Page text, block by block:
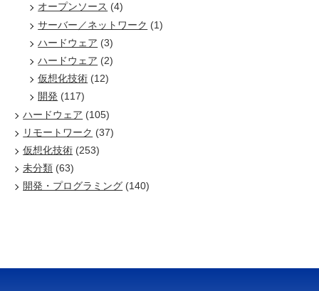
オープンソース (4)
サーバー／ネットワーク (1)
ハードウェア (3)
ハードウェア (2)
仮想化技術 (12)
開発 (117)
ハードウェア (105)
リモートワーク (37)
仮想化技術 (253)
未分類 (63)
開発・プログラミング (140)